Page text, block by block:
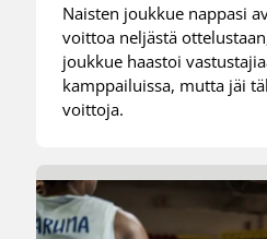
Naisten joukkue nappasi
voittoa neljästä
joukkue haastoi
kamppailuissa, mutta jäi
voittoja.